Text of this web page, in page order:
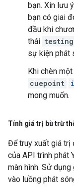
bạn. Xin lưu
bạn có giai
đầu khi
thái testing
sự kiện phát
Khi chèn
cuepoint
mong muốn.
Tính giá trị bù trừ
Để truy xuất giá trị
của API trình phát
màn hình. Sử
vào luồng phát